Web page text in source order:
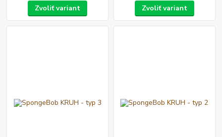
Zvoliť variant Zvoliť variant